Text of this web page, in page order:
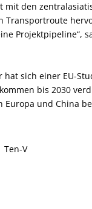
mit den
Transportroute
Projektpipeline“,
sich einer EU-
bis 2030
Europa und China
Ten-V